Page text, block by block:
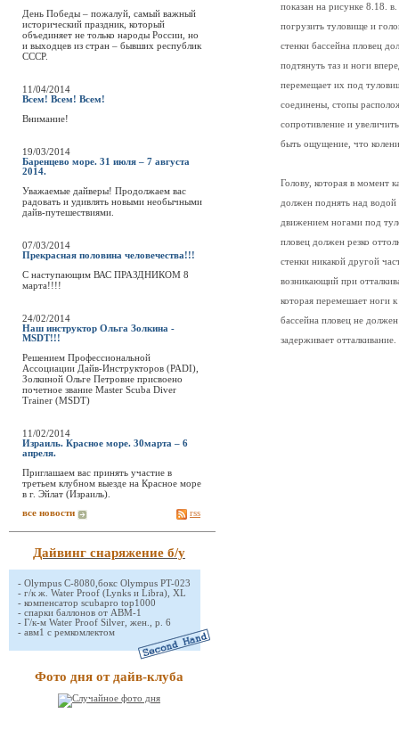
День Победы – пожалуй, самый важный
исторический праздник, который
объединяет не только народы России, но
и выходцев из стран – бывших республик
СССР.
11/04/2014
Всем! Всем! Всем!
Внимание!
19/03/2014
Баренцево море. 31 июля – 7 августа
2014.
Уважаемые дайверы! Продолжаем вас
радовать и удивлять новыми необычными
дайв-путешествиями.
07/03/2014
Прекрасная половина человечества!!!
C наступающим ВАС ПРАЗДНИКОМ 8
марта!!!!
24/02/2014
Наш инструктор Ольга Золкина -
MSDT!!!
Решением Профессиональной
Ассоциации Дайв-Инструкторов (PADI),
Золкиной Ольге Петровне присвоено
почетное звание Master Scuba Diver
Trainer (MSDT)
11/02/2014
Израиль. Красное море. 30марта – 6
апреля.
Приглашаем вас принять участие в
третьем клубном выезде на Красное море
в г. Эйлат (Израиль).
все новости rss
Дайвинг снаряжение б/у
- Olympus C-8080,бокс Olympus PT-023
- г/к ж. Water Proof (Lynks и Libra), XL
- компенсатор scubapro top1000
- спарки баллонов от АВМ-1
- Г/к-м Water Proof Silver, жен., р. 6
- авм1 с ремкомлектом
Фото дня от дайв-клуба
показан на рисунке 8.18.
погрузить туловище и
стенки бассейна пловец
подтянуть таз и ноги
перемещает их под
соединены, стопы
сопротивление и
быть ощущение, что
Голову, которая в момент
должен поднять над
движением ногами под
пловец должен резко
стенки никакой другой
возникающий при
которая перемешает ноги
бассейна пловец не
задерживает